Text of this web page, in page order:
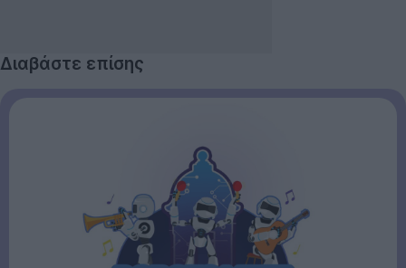
Διαβάστε επίσης